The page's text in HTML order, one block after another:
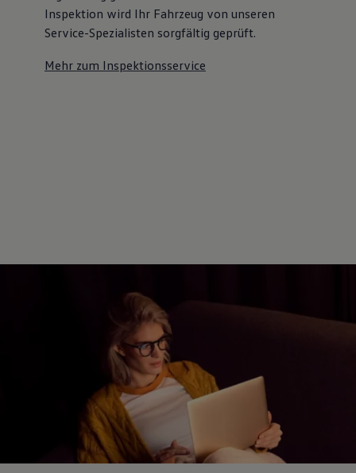
Inspektion wird Ihr Fahrzeug von unseren
Service-Spezialisten sorgfältig geprüft.
Mehr zum Inspektionsservice